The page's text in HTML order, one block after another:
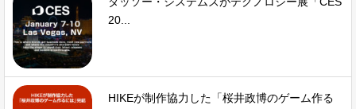
20...
HIKEが制作協力した「桜井政博のゲーム作る